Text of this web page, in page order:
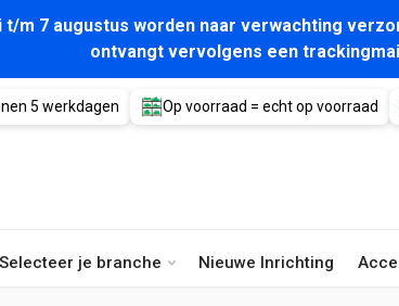
m 7 augustus worden naar verwachting
ontvangt vervolgens een
5 werkdagen Op voorraad = echt op voorraad
Selecteer je branche Nieuwe Inrichting